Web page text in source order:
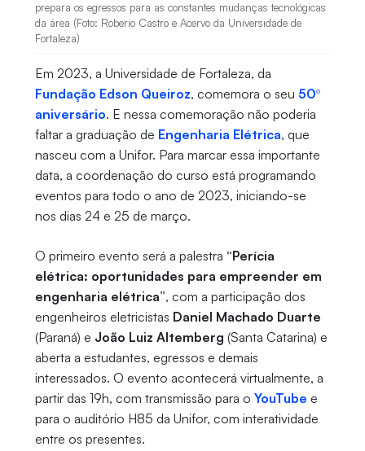
prepara os egressos para as constantes mudanças tecnológicas
da área (Foto: Roberio Castro e Acervo da Universidade de
Fortaleza)
Em 2023, a Universidade de Fortaleza, da
Fundação Edson Queiroz, comemora o seu 50º
aniversário. E nessa comemoração não poderia
faltar a graduação de Engenharia Elétrica, que
nasceu com a Unifor. Para marcar essa importante
data, a coordenação do curso está programando
eventos para todo o ano de 2023, iniciando-se
nos dias 24 e 25 de março.
O primeiro evento será a palestra “Perícia
elétrica: oportunidades para empreender em
engenharia elétrica”, com a participação dos
engenheiros eletricistas Daniel Machado Duarte
(Paraná) e João Luiz Altemberg (Santa Catarina) e
aberta a estudantes, egressos e demais
interessados. O evento acontecerá virtualmente, a
partir das 19h, com transmissão para o YouTube e
para o auditório H85 da Unifor, com interatividade
entre os presentes.